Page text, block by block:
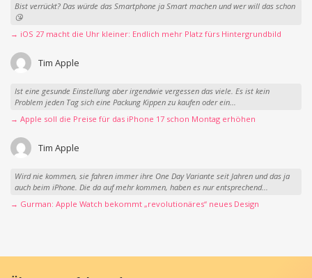
Bist verrückt? Das würde das Smartphone ja Smart machen und wer will das schon
😘
→ iOS 27 macht die Uhr kleiner: Endlich mehr Platz fürs Hintergrundbild
Tim Apple
Ist eine gesunde Einstellung aber irgendwie vergessen das viele. Es ist kein
Problem jeden Tag sich eine Packung Kippen zu kaufen oder ein...
→ Apple soll die Preise für das iPhone 17 schon Montag erhöhen
Tim Apple
Wird nie kommen, sie fahren immer ihre One Day Variante seit Jahren und das ja
auch beim iPhone. Die da auf mehr kommen, haben es nur entsprechend...
→ Gurman: Apple Watch bekommt „revolutionäres“ neues Design